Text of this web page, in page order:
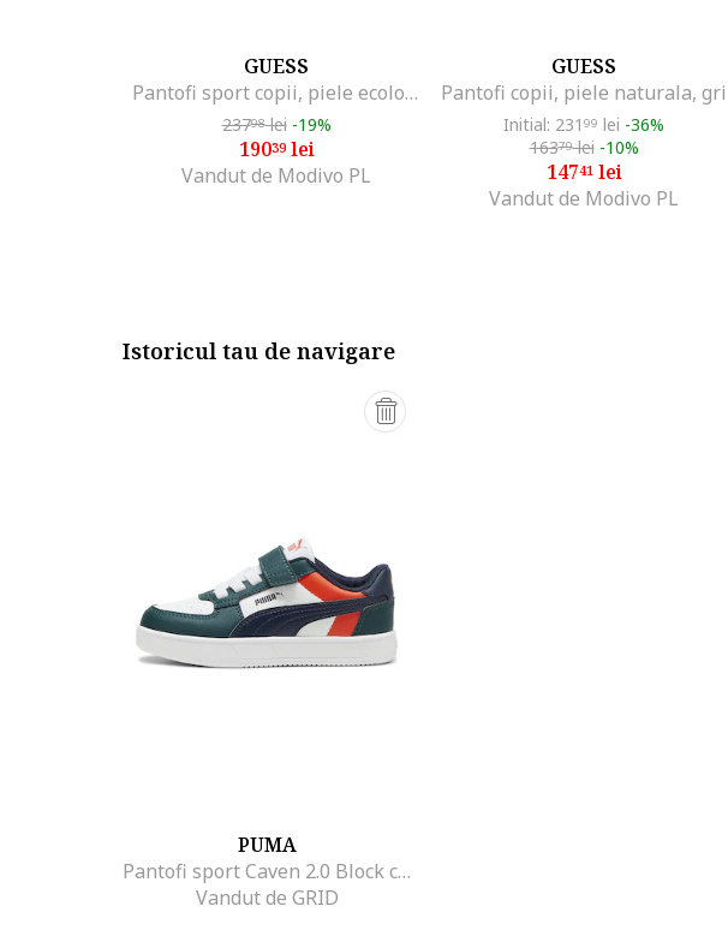
GUESS
Pantofi sport copii, piele ecologica, negru, cu fermoar
23798lei -19%
19039lei
Vandut de Modivo PL
GUESS
Pantofi copii, piele naturala, gri
Initial: 231 99 lei -36%
16379lei -10%
14741lei
Vandut de Modivo PL
Istoricul tau de navigare
PUMA
Pantofi sport Caven 2.0 Block cu inchidere velcro, Alb/Portocaliu/Verde padure
Vandut de GRID